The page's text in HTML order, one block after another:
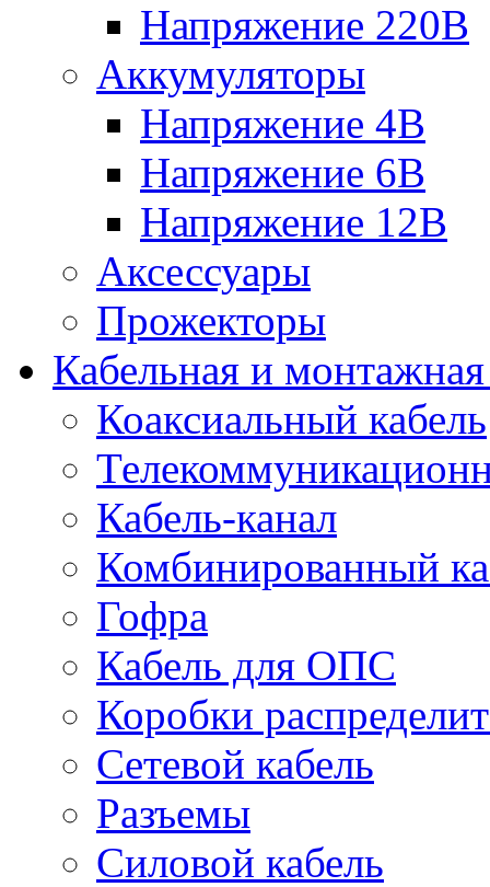
Напряжение 220В
Аккумуляторы
Напряжение 4В
Напряжение 6В
Напряжение 12В
Аксессуары
Прожекторы
Кабельная и
Коаксиальный кабель
Кабель-канал
Комбинированный
Гофра
Кабель для ОПС
Коробки
Сетевой кабель
Разъемы
Силовой кабель